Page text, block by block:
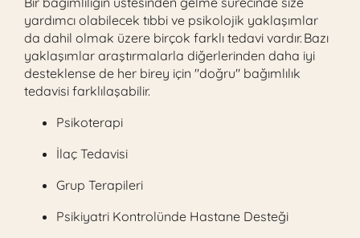
yardımcı olabilecek tıbbi ve psikolojik yaklaşımlar
da dahil olmak üzere birçok farklı tedavi vardır. Bazı
yaklaşımlar araştırmalarla diğerlerinden daha iyi
desteklense de her birey için "doğru" bağımlılık
tedavisi farklılaşabilir.
Psikoterapi
İlaç Tedavisi
Grup Terapileri
Psikiyatri Kontrolünde Hastane Desteği